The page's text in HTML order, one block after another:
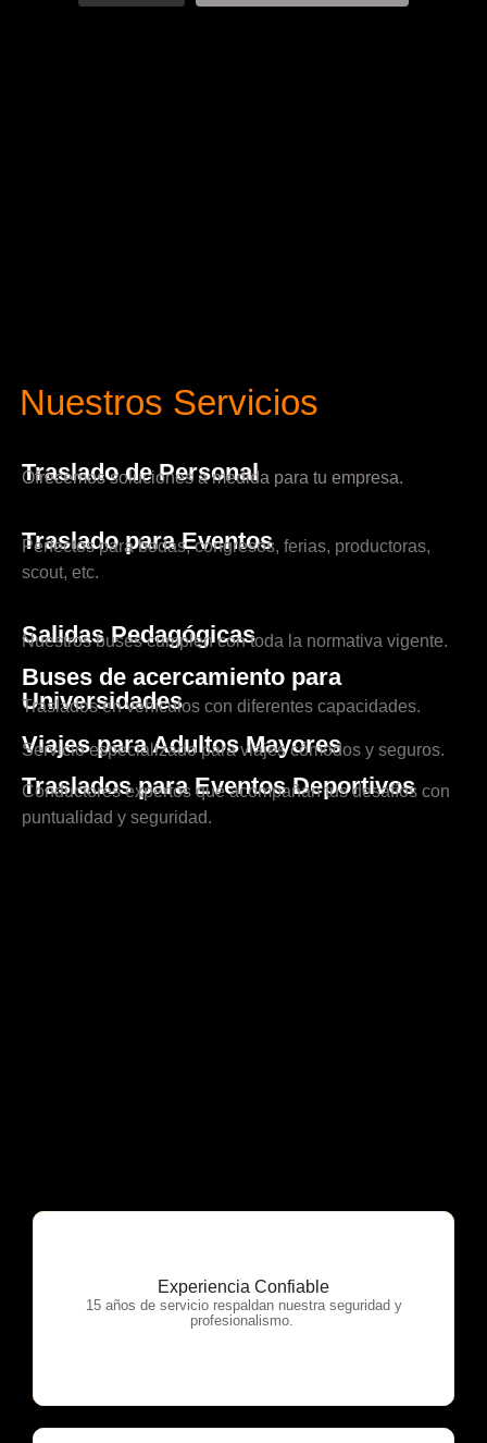
Nuestros Servicios
Traslado de Personal
Ofrecemos soluciones a medida para tu empresa.
Traslado para Eventos
Perfectos para bodas, congresos, ferias, productoras,
scout, etc.
Salidas Pedagógicas
Nuestros buses cumplen con toda la normativa vigente.
Buses de acercamiento para
Universidades
Traslados en vehículos con diferentes capacidades.
Viajes para Adultos Mayores
Servicio especializado para viajes cómodos y seguros.
Traslados para Eventos Deportivos
Conductores expertos que acompañan tus desafíos con
puntualidad y seguridad.
Experiencia Confiable
15 años de servicio respaldan nuestra seguridad y
profesionalismo.
OTP Servicios